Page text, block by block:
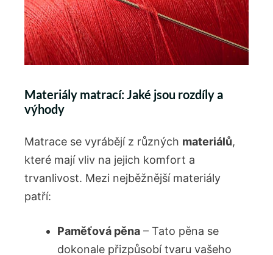
Materiály matrací: Jaké jsou rozdíly a
výhody
Matrace se vyrábějí z různých materiálů,
které mají vliv na jejich komfort a
trvanlivost. Mezi nejběžnější materiály
patří:
Paměťová pěna – Tato pěna se
dokonale přizpůsobí tvaru vašeho